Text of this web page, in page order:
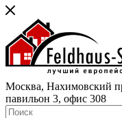
Москва, Нахимовский
павильон 3, офис 308